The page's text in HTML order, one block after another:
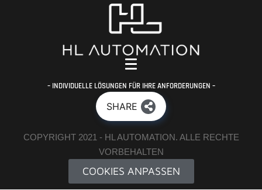
– INDIVIDUELLE LÖSUNGEN FÜR IHRE ANFORDERUNGEN –
SHARE
COPYRIGHT 2021 - HL AUTOMATION. ALLE RECHTE
VORBEHALTEN
COOKIES ANPASSEN